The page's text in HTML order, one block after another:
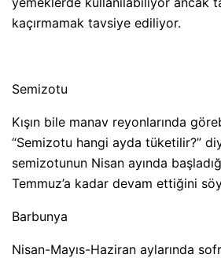
kaçırmamak tavsiye ediliyor.
Semizotu
Kışın bile manav reyonlarında
“Semizotu hangi ayda tüketilir?”
semizotunun Nisan ayında
Temmuz’a kadar devam ettiğini
Barbunya
Nisan-Mayıs-Haziran aylarında